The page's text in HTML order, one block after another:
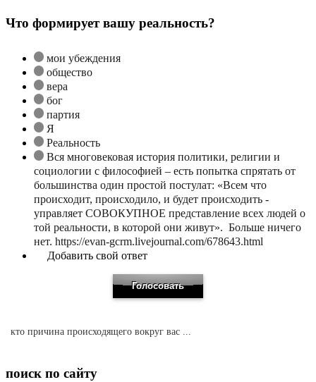
Что формирует вашу реальность?
мои убеждения
общество
вера
бог
партия
Я
Реальность
Вся многовековая история политики, религии и
социологии с философией – есть попытка спрятать от
большинства один простой постулат: «Всем что
происходит, происходило, и будет происходить -
управляет СОВОКУПНОЕ представление всех людей о
той реальности, в которой они живут». Больше ничего
нет. https://evan-gcrm.livejournal.com/678643.html
Добавить свой ответ
кто причина происходящего вокруг вас ...
поиск по сайту